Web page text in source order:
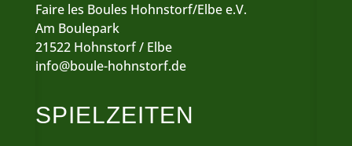
Faire les Boules Hohnstorf/Elbe e.V.
Am Boulepark
21522 Hohnstorf / Elbe
info@boule-hohnstorf.de
SPIELZEITEN